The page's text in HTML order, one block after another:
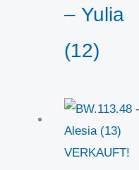
– Yulia
(12)
VERKAUFT!